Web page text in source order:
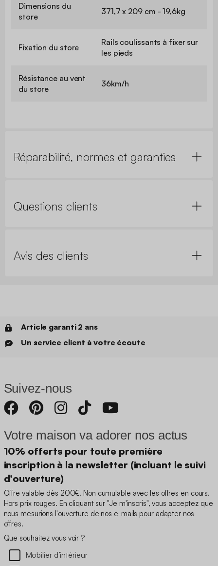
Dimensions du
store
371,7 x 209 cm - 19,6kg
Fixation du store
Rails coulissants à fixer sur
les pieds
Résistance au vent
du store
36km/h
Réparabilité, normes et garanties
Questions clients
Avis des clients
Article garanti 2 ans
Un service client à votre écoute
Suivez-nous
Votre maison va adorer nos actus
10% offerts pour toute première
inscription à la newsletter (incluant le suivi
d'ouverture)
Offre valable dès 200€. Non cumulable avec les offres en cours.
Hors prix rouges. En cliquant sur "Je m'inscris", vous acceptez que
nous mesurions l'ouverture de nos e-mails pour adapter nos
offres.
Que souhaitez vous voir ?
Mobilier d’intérieur